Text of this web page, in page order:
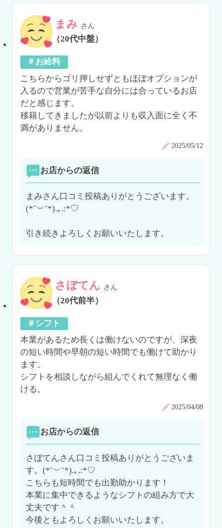
まみ さん
（20代中盤）
＃お給料
こちらからゴリ押しせずともほぼオプションが
入るので営業が苦手な自分には合っているお店
だと感じます。
移籍してきましたが以前よりも収入面に全く不
満がありません。
2025/05/12
お店からの返信
まみさん口コミ投稿ありがとうございます。
(*˘︶˘*).｡.:*♡
引き続きよろしくお願いいたします。
さぼてん さん
（20代前半）
＃シフト
本業があるため長くは働けないのですが、深夜
の短い時間や早朝の短い時間でも働けて助かり
ます。
シフトを相談しながら組んでくれて無理なく働
ける。
2025/04/08
お店からの返信
さぼてんさん口コミ投稿ありがとうございま
す。(*˘︶˘*).｡.:*♡
こちらも短時間でも出勤助かります！
本業に集中できるようなシフトの組み方で大
丈夫です＾＾
今後ともよろしくお願いいたします。